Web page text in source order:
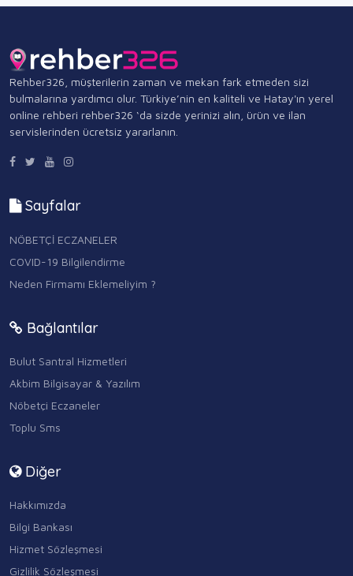
Rehber326, müşterilerin zaman ve mekan fark etmeden sizi
bulmalarına yardımcı olur. Türkiye’nin en kaliteli ve Hatay'ın yerel
online rehberi rehber326 ‘da sizde yerinizi alın, ürün ve ilan
servislerinden ücretsiz yararlanın.
Sayfalar
NÖBETÇİ ECZANELER
COVID-19 Bilgilendirme
Neden Firmamı Eklemeliyim ?
Bağlantılar
Bulut Santral Hizmetleri
Akbim Bilgisayar & Yazılım
Nöbetçi Eczaneler
Toplu Sms
Diğer
Hakkımızda
Bilgi Bankası
Hizmet Sözleşmesi
Gizlilik Sözleşmesi